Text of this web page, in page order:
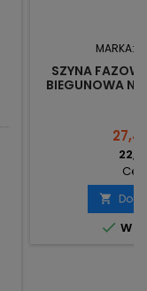
MARKA:
SZYNA
BIEGUNOWA

 W